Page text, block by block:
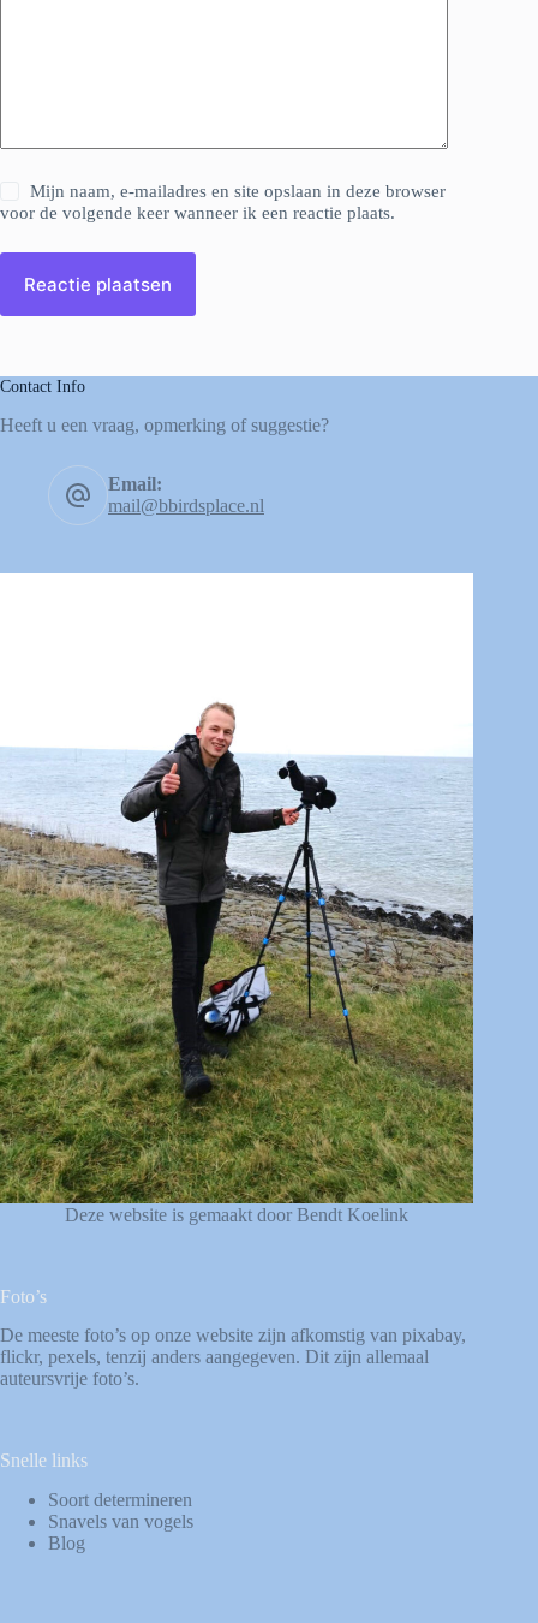
Mijn naam, e-mailadres en site opslaan in deze browser
voor de volgende keer wanneer ik een reactie plaats.
Reactie plaatsen
Contact Info
Heeft u een vraag, opmerking of suggestie?
Email:
mail@bbirdsplace.nl
Deze website is gemaakt door Bendt Koelink
Foto’s
De meeste foto’s op onze website zijn afkomstig van pixabay,
flickr, pexels, tenzij anders aangegeven. Dit zijn allemaal
auteursvrije foto’s.
Snelle links
Soort determineren
Snavels van vogels
Blog